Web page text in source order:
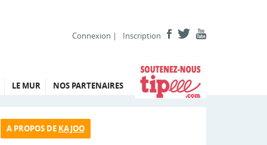
Connexion | Inscription
LE MUR NOS PARTENAIRES
A PROPOS DE KAJOO